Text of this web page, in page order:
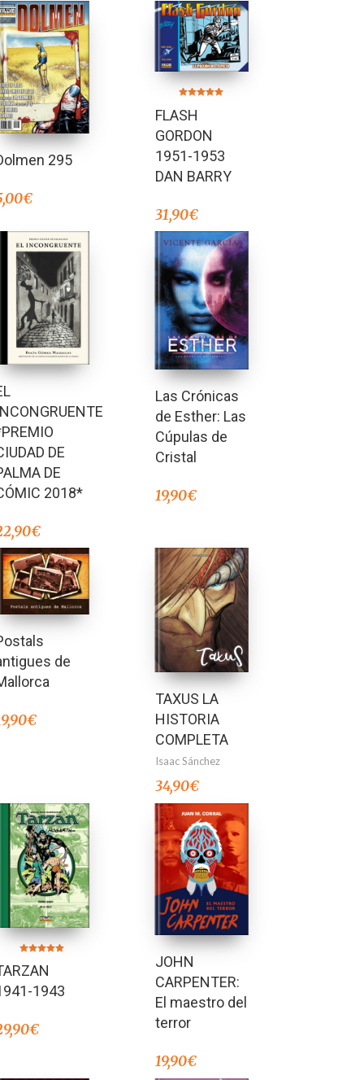
295
€
5.00
de 5
FLASH
GORDON
1951-1953
DAN BARRY
31,90€
DE
DE
2018*
€
Las Crónicas
de Esther: Las
Cúpulas de
Cristal
19,90€
de
€
TAXUS LA
HISTORIA
COMPLETA
Isaac Sánchez
34,90€
5.00
de 5
1943
€
JOHN
CARPENTER:
El maestro del
terror
19,90€